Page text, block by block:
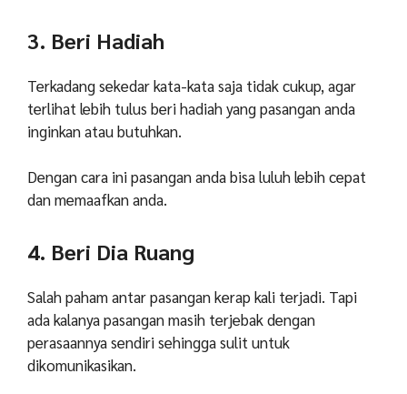
3. Beri Hadiah
Terkadang sekedar kata-kata saja tidak cukup, agar
terlihat lebih tulus beri hadiah yang pasangan anda
inginkan atau butuhkan.
Dengan cara ini pasangan anda bisa luluh lebih cepat
dan memaafkan anda.
4. Beri Dia Ruang
Salah paham antar pasangan kerap kali terjadi. Tapi
ada kalanya pasangan masih terjebak dengan
perasaannya sendiri sehingga sulit untuk
dikomunikasikan.